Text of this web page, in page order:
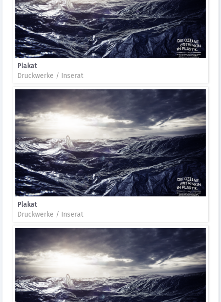
Plakat
Druckwerke / Inserat
Plakat
Druckwerke / Inserat